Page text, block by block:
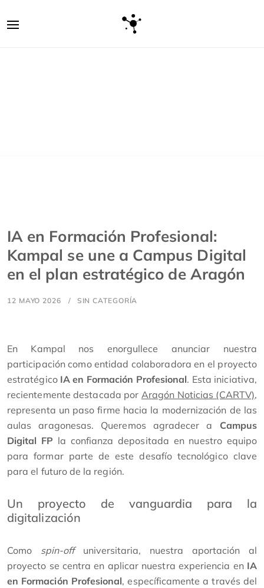
IA en Formación Profesional:
Kampal se une a Campus Digital
en el plan estratégico de Aragón
12 MAYO 2026 SIN CATEGORÍA
En Kampal nos enorgullece anunciar nuestra
participación como entidad colaboradora en el proyecto
estratégico IA en Formación Profesional. Esta iniciativa,
recientemente destacada por Aragón Noticias (CARTV),
representa un paso firme hacia la modernización de las
aulas aragonesas. Queremos agradecer a Campus
Digital FP la confianza depositada en nuestro equipo
para formar parte de este desafío tecnológico clave
para el futuro de la región.
Un proyecto de vanguardia para la
digitalización
Como spin-offuniversitaria, nuestra aportación al
proyecto se centra en aplicar nuestra experiencia en IA
en Formación Profesional, específicamente a través del